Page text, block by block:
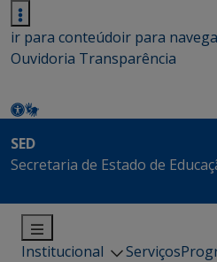
ir para conteúdoir para
Ouvidoria Transparência
SED
Secretaria de Estado de
Institucional Serviços